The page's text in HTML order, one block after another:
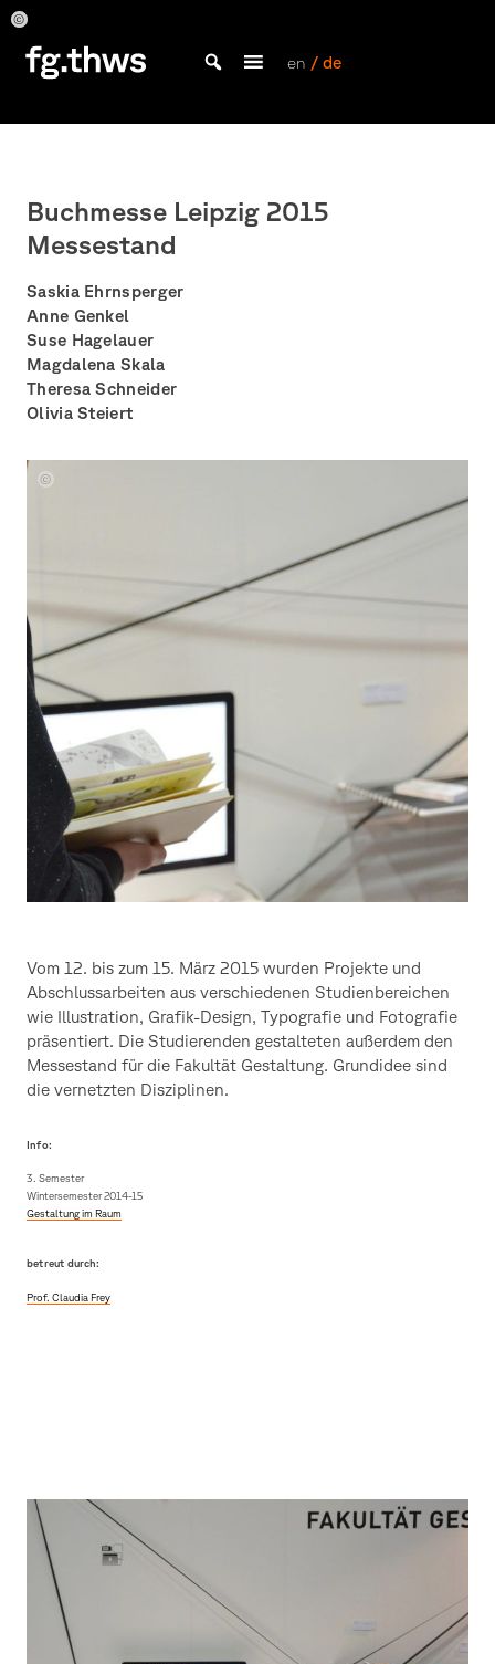
Skip
content
Gestaltung
en / de
Buchmesse Leipzig 2015
Messestand
Saskia Ehrnsperger
Anne Genkel
Suse Hagelauer
Magdalena Skala
Theresa Schneider
Olivia Steiert
Vom 12. bis zum 15. März 2015 wurden Projekte und
Abschlussarbeiten aus verschiedenen Studienbereichen
wie Illustration, Grafik-Design, Typografie und Fotografie
präsentiert. Die Studierenden gestalteten außerdem den
Messestand für die Fakultät Gestaltung. Grundidee sind
die vernetzten Disziplinen.
Info:
3. Semester
Wintersemester 2014-15
Gestaltung im Raum
betreut durch:
Prof. Claudia Frey
Steiert
Steiert
Steiert
Steiert
Steiert